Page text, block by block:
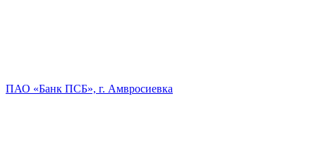
ПАО «Банк ПСБ», г. Амвросиевка